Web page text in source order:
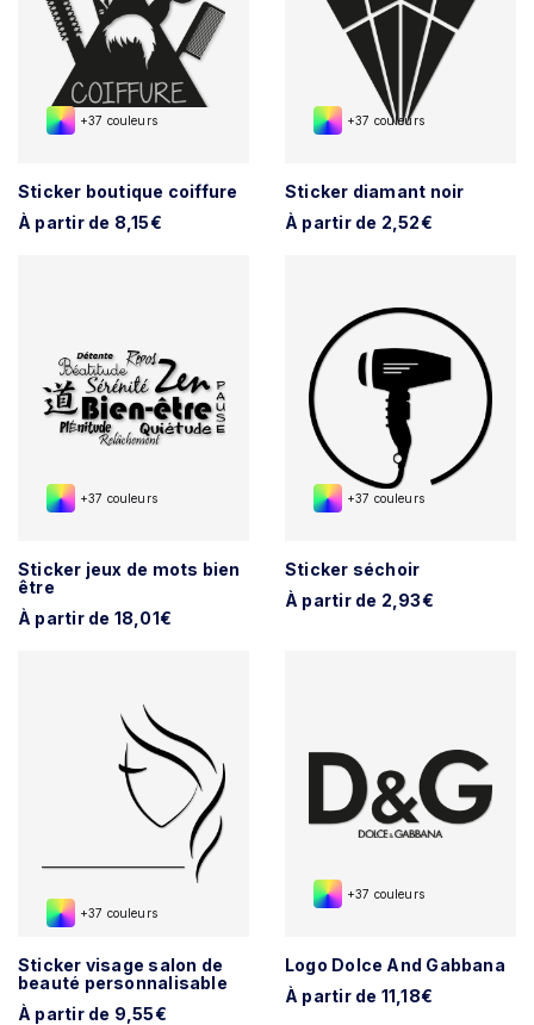
+37 couleurs
Sticker boutique coiffure
À partir de 8,15€
+37 couleurs
Sticker diamant noir
À partir de 2,52€
+37 couleurs
Sticker jeux de mots bien
être
À partir de 18,01€
+37 couleurs
Sticker séchoir
À partir de 2,93€
+37 couleurs
Sticker visage salon de
beauté personnalisable
À partir de 9,55€
+37 couleurs
Logo Dolce And Gabbana
À partir de 11,18€